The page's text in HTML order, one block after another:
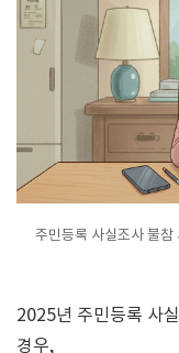
주민등록 사실조사 불참
2025년 주민등록 사
경우,